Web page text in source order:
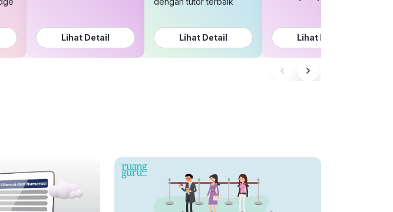
Lihat Detail Lihat Detail Lihat Detail